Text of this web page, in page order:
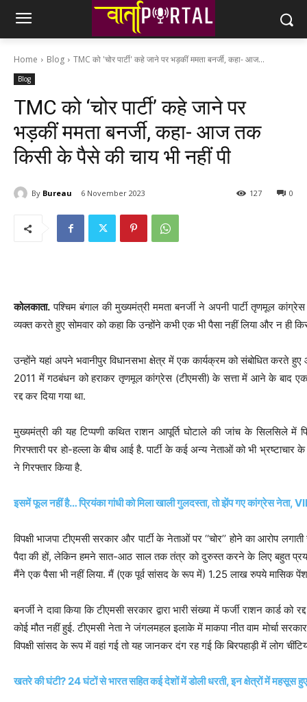
Home Blog TMC को 'चोर पार्टी' कहे जाने पर भड़कीं ममता बनर्जी, कहा- आज...
Blog
TMC को ‘चोर पार्टी’ कहे जाने पर
भड़कीं ममता बनर्जी, कहा- आज तक
किसी के पैसे की चाय भी नहीं पी
By Bureau 6 November 2023 0
127
कोलकाता. पश्चिम बंगाल की मुख्यमंत्री ममता बनर्जी ने अपनी पार्टी तृणमूल कांग्रेस
व्यक्त करते हुए सोमवार को कहा कि उन्होंने कभी एक भी पैसा नहीं लिया और न ही
उन्होंने यहां अपने भवानीपुर विधानसभा क्षेत्र में एक कार्यक्रम को संबोधित करते हुए
2011 में गठबंधन को हराकर तृणमूल कांग्रेस (टीएमसी) के सत्ता में आने के बाद एक
रद्द कर दिया गया था.
मुख्यमंत्री की यह टिप्पणी कथित राशन आपूर्ति घोटाले की जांच के सिलसिले में
गिरफ्तारी पर हो-हल्ला के बीच आई है. पार्टी के कई अन्य नेताओं को भी
ने गिरफ्तार किया है.
इसमें फूल नहीं है… प्रियंका गांधी को मिला खाली गुलदस्ता, तो झेंप गए कांग्रेस नेता,
विपक्षी भाजपा टीएमसी सरकार और पार्टी के नेताओं पर ‘‘चोर’’ होने का आरोप
पैदा की हों, लेकिन हमने सात-आठ साल तक तंत्र को दुरुस्त करने के लिए बहुत
मैंने एक पैसा भी नहीं लिया. मैं (एक पूर्व सांसद के रूप में) 1.25 लाख रुपये मासिक
बनर्जी ने दावा किया कि टीएमसी सरकार द्वारा भारी संख्या में फर्जी राशन कार्ड
कोई मौत नहीं हुई. टीएमसी नेता ने जंगलमहल इलाके में माकपा नीत वाम मोर्चा
विपक्षी सांसद के रूप में वहां गई तो यह जानकर दंग रह गई कि बिरपहाड़ी में लोग
खतरे की घंटी? 24 घंटों से भारत सहित कई देशों में डोली धरती, इन क्षेत्रों में महसूस